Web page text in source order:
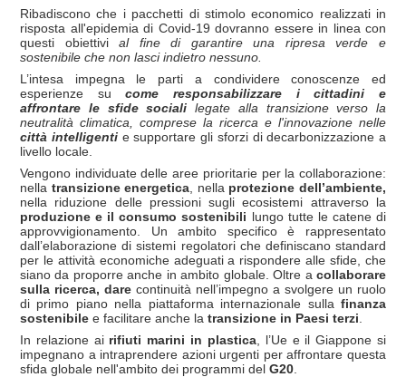
Ribadiscono che i pacchetti di stimolo economico realizzati in
risposta all'epidemia di Covid-19 dovranno essere in linea con
questi obiettivial fine di garantire una ripresa verde e
sostenibile che non lasci indietro nessuno.
L’intesa impegna le parti a condividere conoscenze ed
esperienze sucome responsabilizzare i cittadini e
affrontare le sfide sociali legate alla transizione verso la
neutralità climatica, comprese la ricerca e l'innovazione nelle
città intelligentie supportare gli sforzi di decarbonizzazione a
livello locale.
Vengono individuate delle aree prioritarie per la collaborazione:
nella transizione energetica , nella protezione dell’ambiente,
nella riduzione delle pressioni sugli ecosistemi attraverso la
produzione e il consumo sostenibili lungo tutte le catene di
approvvigionamento. Un ambito specifico è rappresentato
dall’elaborazione di sistemi regolatori che definiscano standard
per le attività economiche adeguati a rispondere alle sfide, che
siano da proporre anche in ambito globale. Oltre a collaborare
sulla ricerca, dare continuità nell’impegno a svolgere un ruolo
di primo piano nella piattaforma internazionale sulla finanza
sostenibile e facilitare anche la transizione in Paesi terzi
In relazione ai rifiuti marini in plastica, l’Ue e il Giappone si
impegnano a intraprendere azioni urgenti per affrontare questa
sfida globale nell'ambito dei programmi del G20